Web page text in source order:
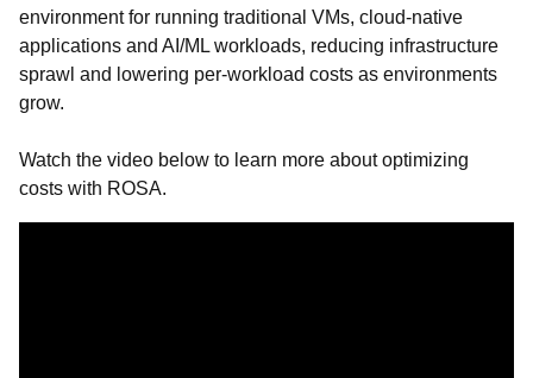
environment for running traditional VMs, cloud-native
applications and AI/ML workloads, reducing infrastructure
sprawl and lowering per-workload costs as environments
grow.
Watch the video below to learn more about optimizing
costs with ROSA.